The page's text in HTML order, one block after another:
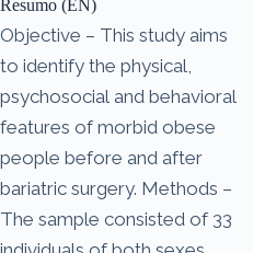
Resumo (EN)
Objective – This study aims
to identify the physical,
psychosocial and behavioral
features of morbid obese
people before and after
bariatric surgery. Methods –
The sample consisted of 33